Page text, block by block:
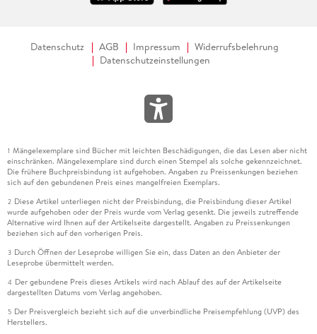
Datenschutz AGB Impressum
Widerrufsbelehrung
Datenschutzeinstellungen
1 Mängelexemplare sind Bücher mit leichten Beschädigungen, die das Lesen aber nicht
einschränken. Mängelexemplare sind durch einen Stempel als solche gekennzeichnet.
Die frühere Buchpreisbindung ist aufgehoben. Angaben zu Preissenkungen beziehen
sich auf den gebundenen Preis eines mangelfreien Exemplars.
2 Diese Artikel unterliegen nicht der Preisbindung, die Preisbindung dieser Artikel
wurde aufgehoben oder der Preis wurde vom Verlag gesenkt. Die jeweils zutreffende
Alternative wird Ihnen auf der Artikelseite dargestellt. Angaben zu Preissenkungen
beziehen sich auf den vorherigen Preis.
3 Durch Öffnen der Leseprobe willigen Sie ein, dass Daten an den Anbieter der
Leseprobe übermittelt werden.
4 Der gebundene Preis dieses Artikels wird nach Ablauf des auf der Artikelseite
dargestellten Datums vom Verlag angehoben.
5 Der Preisvergleich bezieht sich auf die unverbindliche Preisempfehlung (UVP) des
Herstellers.